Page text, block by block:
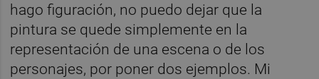
hago figuración, no puedo dejar que la
pintura se quede simplemente en la
representación de una escena o de los
personajes, por poner dos ejemplos. Mi